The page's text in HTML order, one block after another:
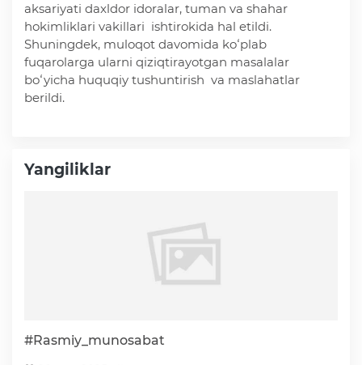
Deputatlar faoliyati
Murojaat uchun
Korrupsiyaga qarshi kurashish bo'yicha amalga
aksariyati daxldor idoralar, tuman va shahar
hokimliklari vakillari ishtirokida hal etildi.
Shuningdek, muloqot davomida koʻplab
fuqarolarga ularni qiziqtirayotgan masalalar
boʻyicha huquqiy tushuntirish va maslahatlar
berildi.
Yangiliklar
#Rasmiy_munosabat